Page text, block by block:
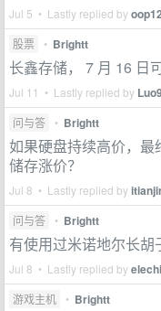
Jul 5 • Lastly replied byoop12
股票 • Brightt
长鑫存储， 7 月 16 日
Jul 11 • Lastly replied by
问与答 • Brightt
如果硬盘持续高价，
储存涨价？
Jul 8 • Lastly replied by
问与答 • Brightt
有使用过米诺地尔长胡
Jul 8 • Lastly replied byelechi
游戏主机 • Brightt